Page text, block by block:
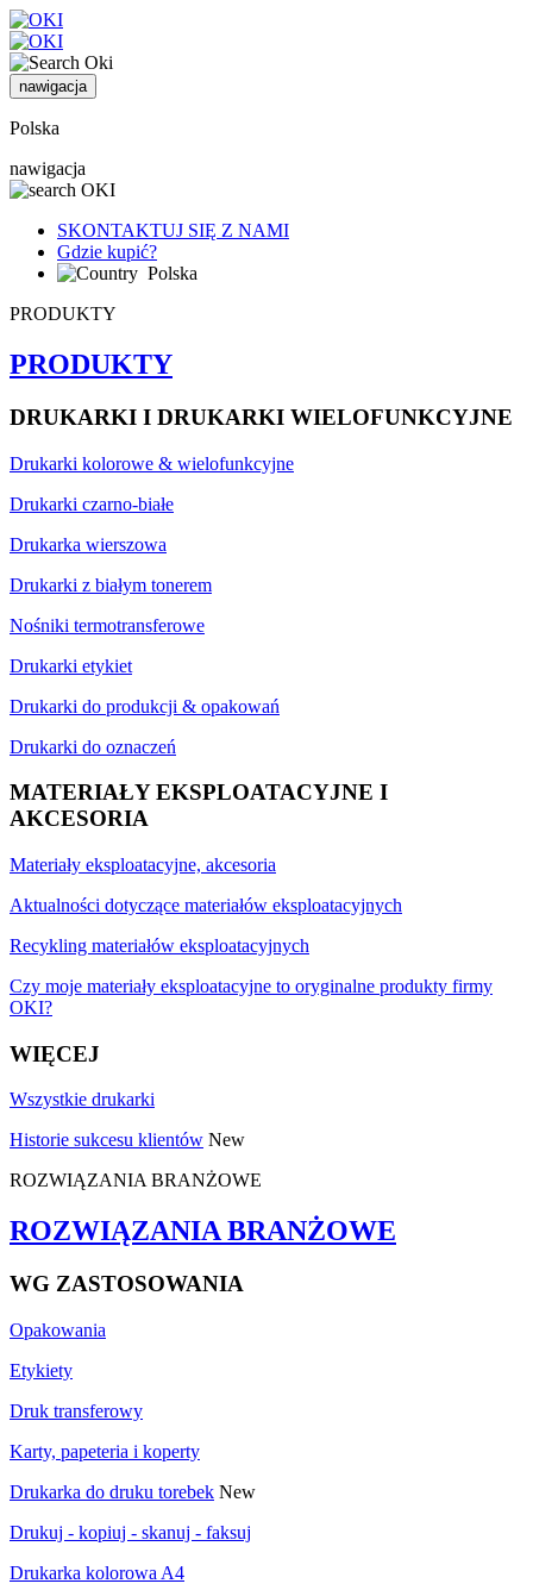
nawigacja
Polska
nawigacja
SKONTAKTUJ SIĘ Z NAMI
Gdzie kupić?
Polska
PRODUKTY
PRODUKTY
DRUKARKI I DRUKARKI WIELOFUNKCYJNE
Drukarki kolorowe & wielofunkcyjne
Drukarki czarno-białe
Drukarka wierszowa
Drukarki z białym tonerem
Nośniki termotransferowe
Drukarki etykiet
Drukarki do produkcji & opakowań
Drukarki do oznaczeń
MATERIAŁY EKSPLOATACYJNE I
AKCESORIA
Materiały eksploatacyjne, akcesoria
Aktualności dotyczące materiałów eksploatacyjnych
Recykling materiałów eksploatacyjnych
Czy moje materiały eksploatacyjne to oryginalne produkty firmy
OKI?
WIĘCEJ
Wszystkie drukarki
Historie sukcesu klientów New
ROZWIĄZANIA BRANŻOWE
ROZWIĄZANIA BRANŻOWE
WG ZASTOSOWANIA
Opakowania
Etykiety
Druk transferowy
Karty, papeteria i koperty
Drukarka do druku torebek New
Drukuj - kopiuj - skanuj - faksuj
Drukarka kolorowa A4